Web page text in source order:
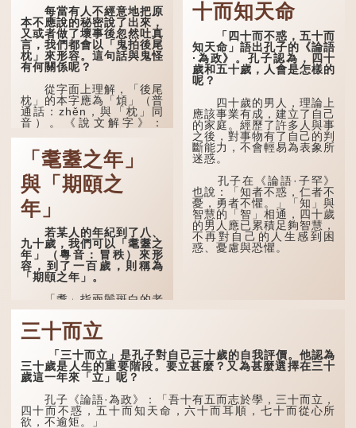
每當有人不經意地把原
本不應說的秘密說了出來，
又或者做了壞事後忽然吐真
言，我們都會以「鬼拍後尾
枕」來形容。這句話與鬼怪
有何關係呢？
從字面上理解，「後尾
枕」的本字應為「䪴」（普
通話：zhěn，與「枕」同
音）。《說文解字》：
民間流傳有一種說法，
人會將一些不欲為人所知的
記憶藏於頸後之處。如果忽
然吐真言，就好像被不明東
西（如鬼魂）在後腦拍了一
下，藏在腦中的秘密便脫口
而出。因此「鬼拍...
「耄耋之年」
與「期頤之
年」
若某人的年紀到了八、
九十歲，我們可以「耄耋之
年」（粵音：冒秩）來形
容，到了一百歲，則稱為
「期頤之年」。
「耄」指兩鬢斑白的老
人家，亦含有思想紊亂的意
思；「耋」更有跌倒的意
思，也是用來形容老人家
的。
曹操《對酒歌》就曾寫
道：「耄耋皆得以壽終，恩
到了一百歲呢？
十而知天命
「四十而不惑，五十而
知天命」語出孔子的《論語
·為政》。孔子認為，四十
歲和五十歲，人會是怎樣的
呢？
四十歲的男人，理論上
應該事業有成，建立了自己
的家庭。經歷了許多人與事
之後，對事物有了自己的判
斷能力，不會輕易為表象所
迷惑。
孔子在《論語·子罕》
也說：「知者不惑，仁者不
憂，勇者不懼。」「知」與
智慧的「智」相通，四十歲
的男人應已累積足夠智慧，
不再對自己的人生感到困
惑、憂慮與恐懼。
三十而立
「三十而立」是孔子對自己三十歲的自我評價。他認為
三十歲是人生的重要階段。要立甚麼？又為甚麼選擇在三十
歲這一年來「立」呢？
孔子《論語·為政》：「吾十有五而志於學，三十而立，
四十而不惑，五十而知天命，六十而耳順，七十而從心所
欲，不逾矩。」